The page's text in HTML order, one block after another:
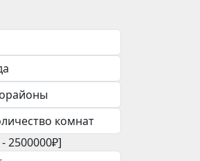
-2500000₽]